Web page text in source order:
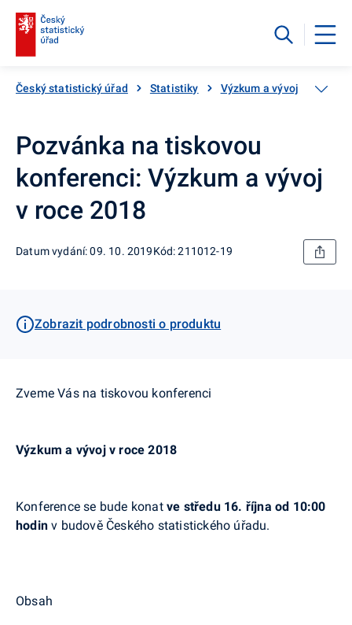
Český statistický úřad Statistiky Výzkum a vývoj
Pozvánka na tiskovou
konferenci: Výzkum a vývoj
v roce 2018
Datum vydání: 09. 10. 2019Kód: 211012-19
Zobrazit podrobnosti o produktu
Zveme Vás na tiskovou konferenci
Výzkum a vývoj v roce 2018
Konference se bude konat ve středu 16. října od 10:00
hodin v budově Českého statistického úřadu.
Obsah